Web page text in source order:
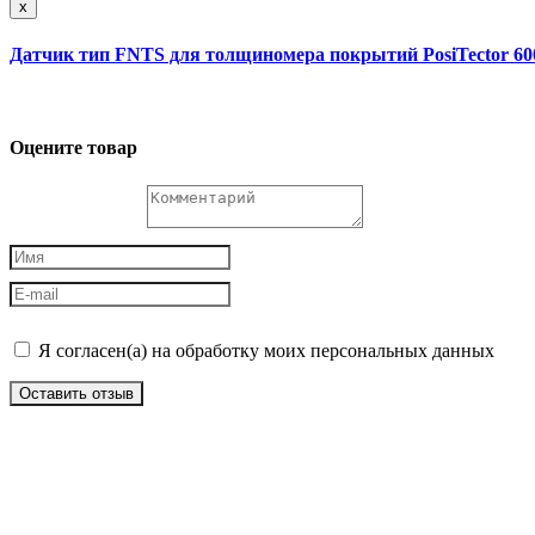
x
Датчик тип FNTS для толщиномера покрытий PosiTector
Оцените товар
Я согласен(а) на обработку моих персональных данных
Оставить отзыв